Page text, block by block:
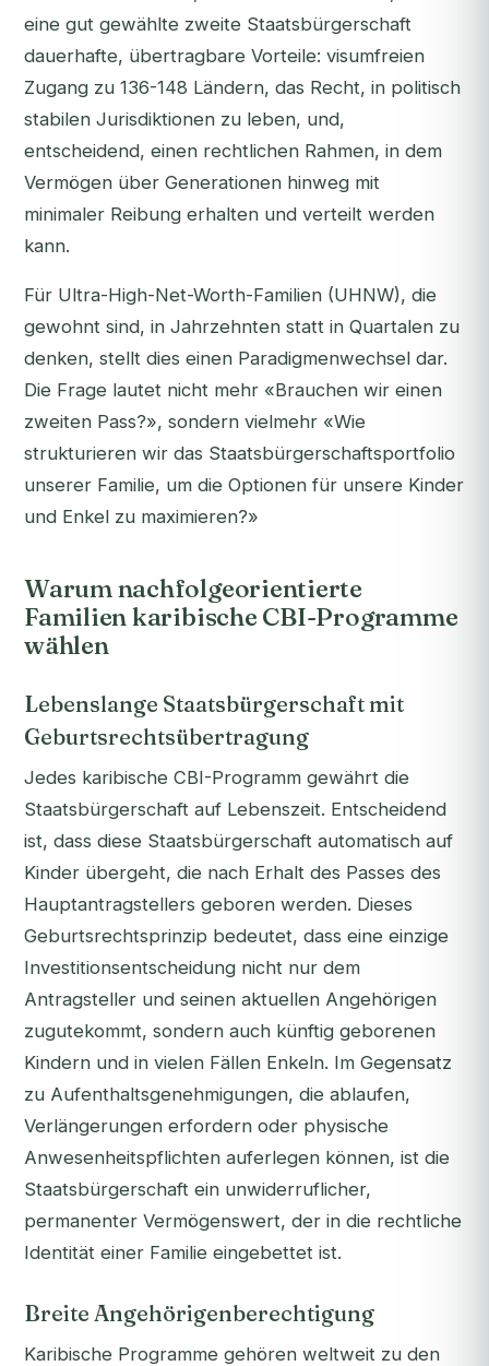
eine gut gewählte zweite Staatsbürgerschaft
dauerhafte, übertragbare Vorteile: visumfreien
Zugang zu 136-148 Ländern, das Recht, in politisch
stabilen Jurisdiktionen zu leben, und,
entscheidend, einen rechtlichen Rahmen, in dem
Vermögen über Generationen hinweg mit
minimaler Reibung erhalten und verteilt werden
kann.
Für Ultra-High-Net-Worth-Familien (UHNW), die
gewohnt sind, in Jahrzehnten statt in Quartalen zu
denken, stellt dies einen Paradigmenwechsel dar.
Die Frage lautet nicht mehr «Brauchen wir einen
zweiten Pass?», sondern vielmehr «Wie
strukturieren wir das Staatsbürgerschaftsportfolio
unserer Familie, um die Optionen für unsere Kinder
und Enkel zu maximieren?»
Warum nachfolgeorientierte
Familien karibische CBI-Programme
wählen
Lebenslange Staatsbürgerschaft mit
Geburtsrechtsübertragung
Jedes karibische CBI-Programm gewährt die
Staatsbürgerschaft auf Lebenszeit. Entscheidend
ist, dass diese Staatsbürgerschaft automatisch auf
Kinder übergeht, die nach Erhalt des Passes des
Hauptantragstellers geboren werden. Dieses
Geburtsrechtsprinzip bedeutet, dass eine einzige
Investitionsentscheidung nicht nur dem
Antragsteller und seinen aktuellen Angehörigen
zugutekommt, sondern auch künftig geborenen
Kindern und in vielen Fällen Enkeln. Im Gegensatz
zu Aufenthaltsgenehmigungen, die ablaufen,
Verlängerungen erfordern oder physische
Anwesenheitspflichten auferlegen können, ist die
Staatsbürgerschaft ein unwiderruflicher,
permanenter Vermögenswert, der in die rechtliche
Identität einer Familie eingebettet ist.
Breite Angehörigenberechtigung
Karibische Programme gehören weltweit zu den